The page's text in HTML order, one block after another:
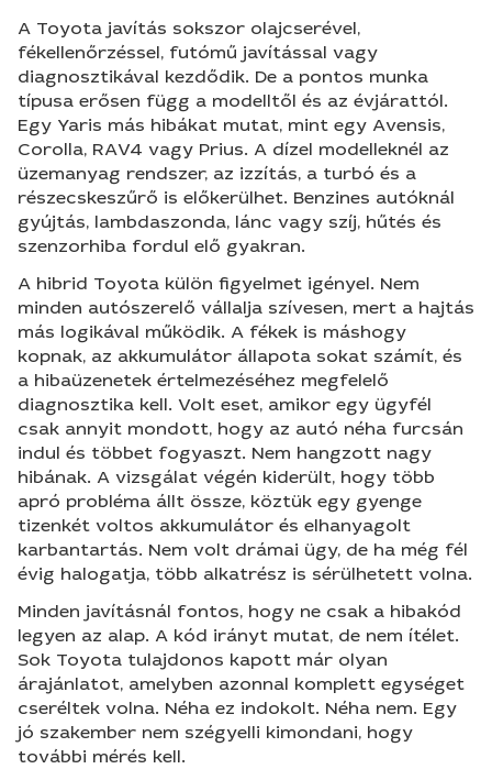
A Toyota javítás sokszor olajcserével,
fékellenőrzéssel, futómű javítással vagy
diagnosztikával kezdődik. De a pontos munka
típusa erősen függ a modelltől és az évjárattól.
Egy Yaris más hibákat mutat, mint egy Avensis,
Corolla, RAV4 vagy Prius. A dízel modelleknél az
üzemanyag rendszer, az izzítás, a turbó és a
részecskeszűrő is előkerülhet. Benzines autóknál
gyújtás, lambdaszonda, lánc vagy szíj, hűtés és
szenzorhiba fordul elő gyakran.
A hibrid Toyota külön figyelmet igényel. Nem
minden autószerelő vállalja szívesen, mert a hajtás
más logikával működik. A fékek is máshogy
kopnak, az akkumulátor állapota sokat számít, és
a hibaüzenetek értelmezéséhez megfelelő
diagnosztika kell. Volt eset, amikor egy ügyfél
csak annyit mondott, hogy az autó néha furcsán
indul és többet fogyaszt. Nem hangzott nagy
hibának. A vizsgálat végén kiderült, hogy több
apró probléma állt össze, köztük egy gyenge
tizenkét voltos akkumulátor és elhanyagolt
karbantartás. Nem volt drámai ügy, de ha még fél
évig halogatja, több alkatrész is sérülhetett volna.
Minden javításnál fontos, hogy ne csak a hibakód
legyen az alap. A kód irányt mutat, de nem ítélet.
Sok Toyota tulajdonos kapott már olyan
árajánlatot, amelyben azonnal komplett egységet
cseréltek volna. Néha ez indokolt. Néha nem. Egy
jó szakember nem szégyelli kimondani, hogy
további mérés kell.